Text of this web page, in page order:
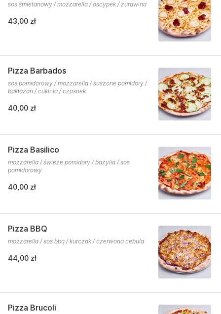
sos śmietanowy / mozzarella / oscypek / żurawina
43,00 zł
Pizza Barbados
sos pomidorowy / mozzarella / suszone pomidory /
bakłażan / cukinia / czosnek
40,00 zł
Pizza Basilico
mozzarella / świeże pomidory / bazylia / sos
pomidorowy
40,00 zł
Pizza BBQ
mozzarella / sos bbq / kurczak / czerwona cebula
44,00 zł
Pizza Brucoli